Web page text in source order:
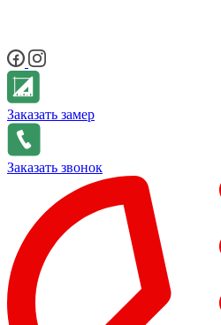
Заказать замер
Заказать звонок